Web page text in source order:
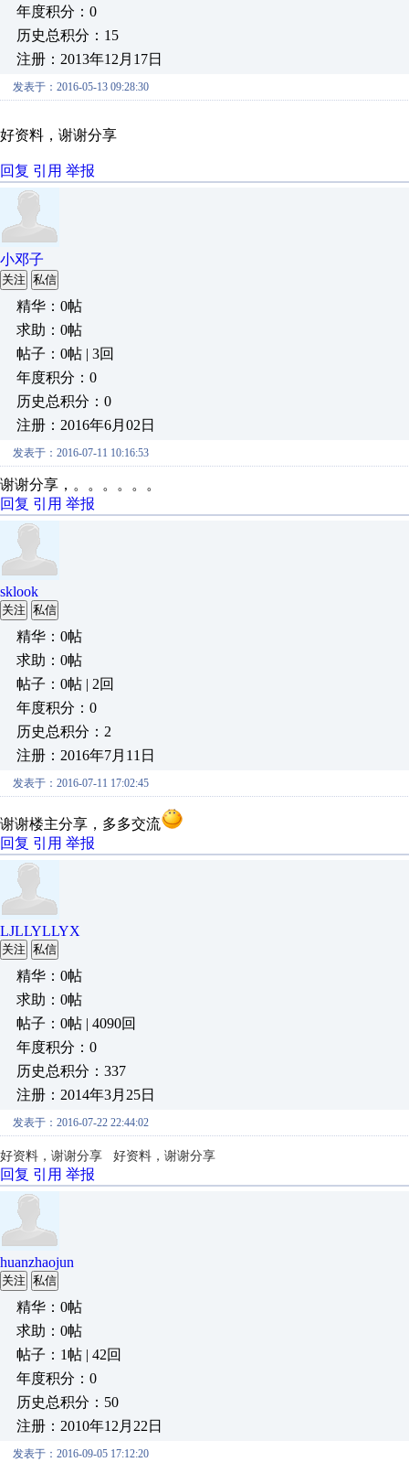
年度积分：0
历史总积分：15
注册：2013年12月17日
发表于：2016-05-13 09:28:30
好资料，谢谢分享
回复 引用 举报
小邓子
关注 私信
精华：0帖
求助：0帖
帖子：0帖 | 3回
年度积分：0
历史总积分：0
注册：2016年6月02日
发表于：2016-07-11 10:16:53
谢谢分享，。。。。。。
回复 引用 举报
sklook
关注 私信
精华：0帖
求助：0帖
帖子：0帖 | 2回
年度积分：0
历史总积分：2
注册：2016年7月11日
发表于：2016-07-11 17:02:45
谢谢楼主分享，多多交流
回复 引用 举报
LJLLYLLYX
关注 私信
精华：0帖
求助：0帖
帖子：0帖 | 4090回
年度积分：0
历史总积分：337
注册：2014年3月25日
发表于：2016-07-22 22:44:02
好资料，谢谢分享 好资料，谢谢分享
回复 引用 举报
huanzhaojun
关注 私信
精华：0帖
求助：0帖
帖子：1帖 | 42回
年度积分：0
历史总积分：50
注册：2010年12月22日
发表于：2016-09-05 17:12:20